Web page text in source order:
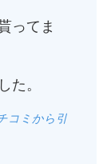
ってま
た。
コミから引